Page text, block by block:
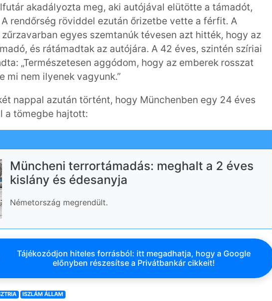
akadályozta meg, aki autójával elütötte a támadót,
rendőrség röviddel ezután őrizetbe vette a férfit. A
egyes szemtanúk tévesen azt hitték, hogy az
és rátámadtak az autójára. A 42 éves, szintén szíriai
„Természetesen aggódom, hogy az emberek rosszat
mi nem ilyenek vagyunk.”
nappal azután történt, hogy Münchenben egy 24 éves
a tömegbe hajtott:
Müncheni terrortámadás: meghalt a 2 éves
kislány és édesanyja
Németország megrendült.
Tájékozódjon hiteles forrásból: itt megadhatja, hogy a Google
előnyben részesítse a Privátbankár cikkeit!
ISZLÁM ÁLLAM